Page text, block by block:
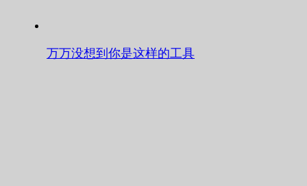
万万没想到你是这样的工具